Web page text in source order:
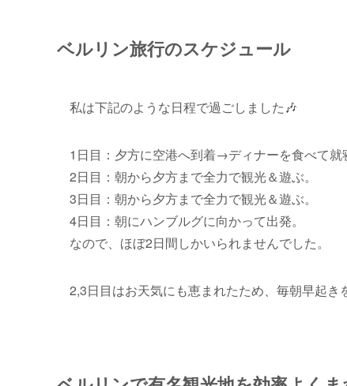
ベルリン旅行のスケジュール
私は下記のような日程で過ごしました🎶
1日目：夕方に空港へ到着→ディナーを食べて就
2日目：朝から夕方まで全力で観光＆遊ぶ。
3日目：朝から夕方まで全力で観光＆遊ぶ。
4日目：朝にハンブルグに向かって出発。
なので、ほぼ2日間しかいられませんでした。
2,3日目はお天気にも恵まれたため、毎朝早起